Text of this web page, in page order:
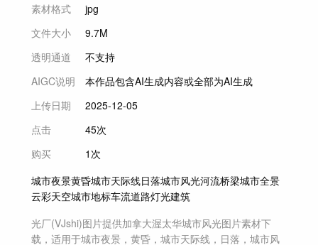
素材格式
jpg
文件大小
9.7M
透明通道
不支持
AIGC说明
本作品包含AI生成内容或全部为AI生成
上传日期
2025-12-05
点击
45次
购买
1次
城市夜景黄昏城市天际线日落城市风光河流桥梁城市全景
云彩天空城市地标车流道路灯光建筑
光厂(VJshi)图片提供加拿大渥太华城市风光图片素材下
载，适用于城市夜景，黄昏，城市天际线，日落，城市风